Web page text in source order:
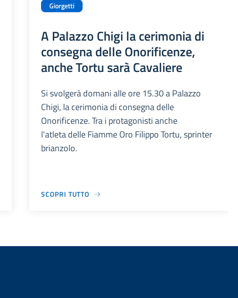
Giorgetti
A Palazzo Chigi la cerimonia di
consegna delle Onorificenze,
anche Tortu sarà Cavaliere
Si svolgerà domani alle ore 15.30 a Palazzo
Chigi, la cerimonia di consegna delle
Onorificenze. Tra i protagonisti anche
l'atleta delle Fiamme Oro Filippo Tortu, sprinter
brianzolo.
SCOPRI TUTTO